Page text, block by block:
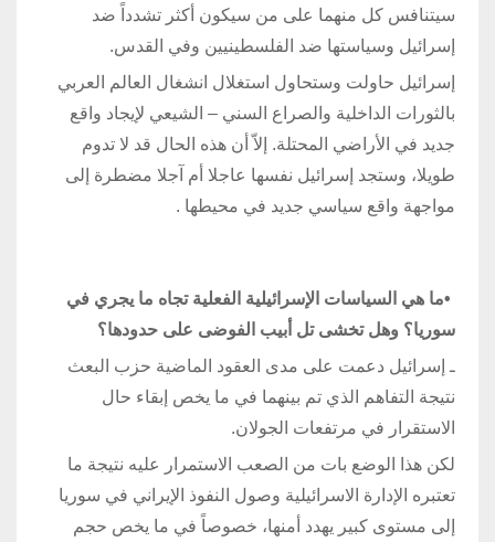
سيتنافس كل منهما على من سيكون أكثر تشدداً ضد
إسرائيل وسياستها ضد الفلسطينيين وفي القدس.
إسرائيل حاولت وستحاول استغلال انشغال العالم العربي
بالثورات الداخلية والصراع السني – الشيعي لإيجاد واقع
جديد في الأراضي المحتلة. إلاّ أن هذه الحال قد لا تدوم
طويلا، وستجد إسرائيل نفسها عاجلا أم آجلا مضطرة إلى
مواجهة واقع سياسي جديد في محيطها .
•ما هي السياسات الإسرائيلية الفعلية تجاه ما يجري في
سوريا؟ وهل تخشى تل أبيب الفوضى على حدودها؟
ـ إسرائيل دعمت على مدى العقود الماضية حزب البعث
نتيجة التفاهم الذي تم بينهما في ما يخص إبقاء حال
الاستقرار في مرتفعات الجولان.
لكن هذا الوضع بات من الصعب الاستمرار عليه نتيجة ما
تعتبره الإدارة الاسرائيلية وصول النفوذ الإيراني في سوريا
إلى مستوى كبير يهدد أمنها، خصوصاً في ما يخص حجم